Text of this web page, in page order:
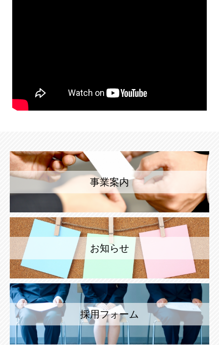
事業案内
お知らせ
採用フォーム